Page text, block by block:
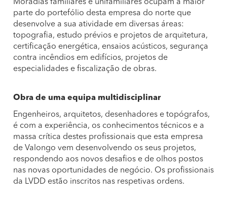
Moradias familiares e unifamiliares ocupam a maior
parte do portefólio desta empresa do norte que
desenvolve a sua atividade em diversas áreas:
topografia, estudo prévios e projetos de arquitetura,
certificação energética, ensaios acústicos, segurança
contra incêndios em edifícios, projetos de
especialidades e fiscalização de obras.
Obra de uma equipa multidisciplinar
Engenheiros, arquitetos, desenhadores e topógrafos,
é com a experiência, os conhecimentos técnicos e a
massa crítica destes profissionais que esta empresa
de Valongo vem desenvolvendo os seus projetos,
respondendo aos novos desafios e de olhos postos
nas novas oportunidades de negócio. Os profissionais
da LVDD estão inscritos nas respetivas ordens.